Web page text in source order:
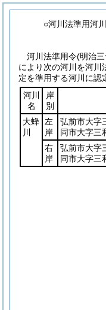
○河川法準用河
河川法準用令(明治
により次の河川を河川
定を準用する河川に認
河川
名
岸
別
大蜂
川
左
岸
弘前市大字
同市大字三
右
岸
弘前市大字
同市大字三